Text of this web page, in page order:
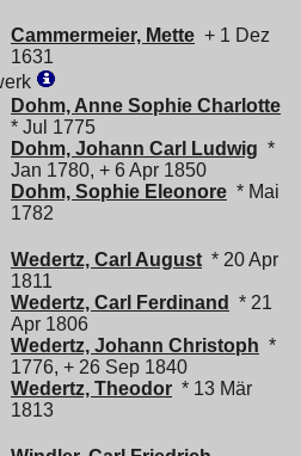
Cammermeier, Mette + 1 Dez
1631
Dohm, Anne Sophie Charlotte
* Jul 1775
Dohm, Johann Carl Ludwig *
Jan 1780, + 6 Apr 1850
Dohm, Sophie Eleonore * Mai
1782
Wedertz, Carl August * 20 Apr
1811
Wedertz, Carl Ferdinand
* 21
Apr 1806
Wedertz, Johann Christoph *
1776, + 26 Sep 1840
Wedertz, Theodor * 13 Mär
1813